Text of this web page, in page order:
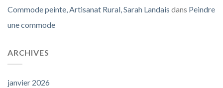
Commode peinte, Artisanat Rural, Sarah Landais dans Peindre
une commode
ARCHIVES
janvier 2026